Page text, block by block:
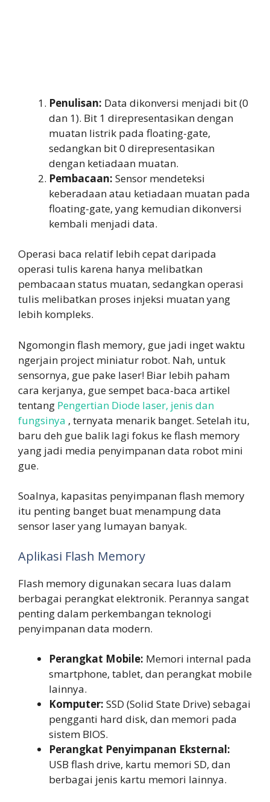
Penulisan: Data dikonversi menjadi bit (0
dan 1). Bit 1 direpresentasikan dengan
muatan listrik pada floating-gate,
sedangkan bit 0 direpresentasikan
dengan ketiadaan muatan.
Pembacaan: Sensor mendeteksi
keberadaan atau ketiadaan muatan pada
floating-gate, yang kemudian dikonversi
kembali menjadi data.
Operasi baca relatif lebih cepat daripada
operasi tulis karena hanya melibatkan
pembacaan status muatan, sedangkan operasi
tulis melibatkan proses injeksi muatan yang
lebih kompleks.
Ngomongin flash memory, gue jadi inget waktu
ngerjain project miniatur robot. Nah, untuk
sensornya, gue pake laser! Biar lebih paham
cara kerjanya, gue sempet baca-baca artikel
tentang Pengertian Diode laser, jenis dan
fungsinya , ternyata menarik banget. Setelah itu,
baru deh gue balik lagi fokus ke flash memory
yang jadi media penyimpanan data robot mini
gue.
Soalnya, kapasitas penyimpanan flash memory
itu penting banget buat menampung data
sensor laser yang lumayan banyak.
Aplikasi Flash Memory
Flash memory digunakan secara luas dalam
berbagai perangkat elektronik. Perannya sangat
penting dalam perkembangan teknologi
penyimpanan data modern.
Perangkat Mobile: Memori internal pada
smartphone, tablet, dan perangkat mobile
lainnya.
Komputer: SSD (Solid State Drive) sebagai
pengganti hard disk, dan memori pada
sistem BIOS.
Perangkat Penyimpanan Eksternal:
USB flash drive, kartu memori SD, dan
berbagai jenis kartu memori lainnya.